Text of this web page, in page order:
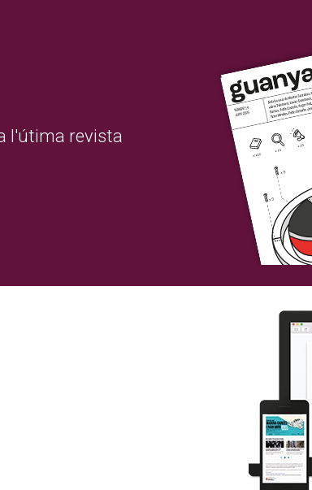
l'útima revista